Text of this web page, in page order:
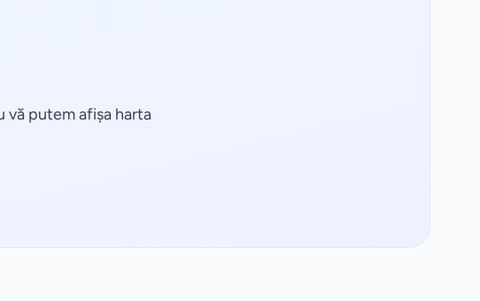
vă putem afișa harta